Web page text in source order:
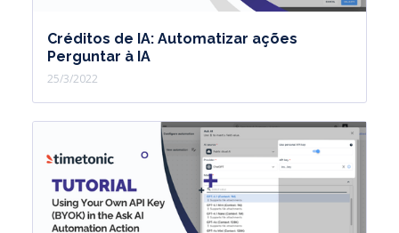
Créditos de IA: Automatizar ações
Perguntar à IA
25/3/2022